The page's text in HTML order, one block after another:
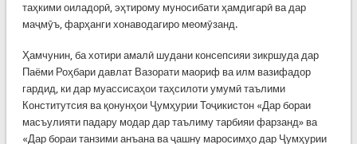
таҳкими оиладорӣ, эҳтирому муносибати ҳамдигарӣ ва дар
маҷмӯъ, фарҳанги хонаводагиро меомӯзанд.
Ҳамчунин, ба хотири амалӣ шудани консепсияи зикршуда дар
Паёми Роҳбари давлат Вазорати маориф ва илм вазифадор
гардид, ки дар муассисаҳои таҳсилоти умумӣ таълими
Конститутсия ва қонунҳои Ҷумҳурии Тоҷикистон «Дар бораи
масъулияти падару модар дар таълиму тарбияи фарзанд» ва
«Дар бораи танзими анъана ва ҷашну маросимҳо дар Ҷумҳурии